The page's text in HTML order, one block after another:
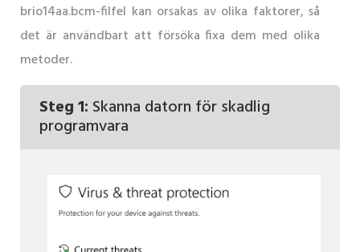
brio14aa.bcm-filfel kan orsakas av olika faktorer, så
det är användbart att försöka fixa dem med olika
metoder.
Steg 1: Skanna datorn för skadlig
programvara